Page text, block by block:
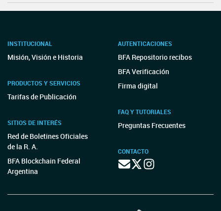
INSTITUCIONAL
Misión, Visión e Historia
PRODUCTOS Y SERVICIOS
Tarifas de Publicación
SITIOS DE INTERÉS
Red de Boletines Oficiales
de la R. A.
BFA Blockchain Federal
Argentina
AUTENTICACIONES
BFA Repositorio recibos
BFA Verificación
Firma digital
FAQ Y TUTORIALES
Preguntas Frecuentes
CONTACTO